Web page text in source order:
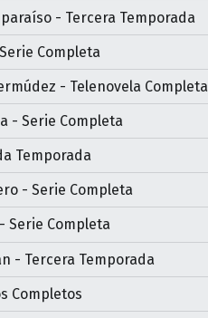
- Tercera Temporada
Completa
- Telenovela Completa
- Serie Completa
Temporada
- Serie Completa
Serie Completa
- Tercera Temporada
Completos